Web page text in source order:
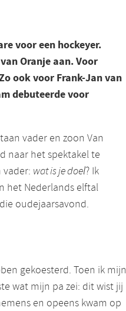
voor een hockeyer.
Oranje aan. Voor
ook voor Frank-Jan van
debuteerde voor
vader en zoon Van
naar het spektakel te
vader: wat is je doel? Ik
het Nederlands elftal
oudejaarsavond.
gekoesterd. Toen ik mijn
wat mijn pa zei: dit wist jij
en opeens kwam op